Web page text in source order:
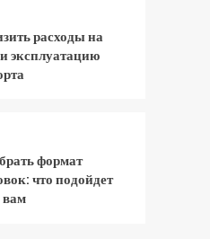
расходы на
эксплуатацию
формат
что подойдет